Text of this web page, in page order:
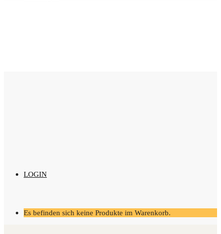
LOGIN
Es befinden sich keine Produkte im Warenkorb.